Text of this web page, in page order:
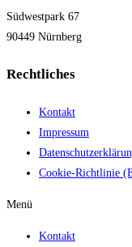
Südwestpark 67
90449 Nürnberg
Rechtliches
Kontakt
Impressum
Cookie-Richtlinie
Menü
Kontakt